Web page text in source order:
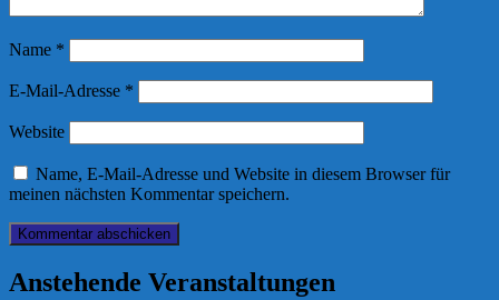
Name *
E-Mail-Adresse *
Website
Name, E-Mail-Adresse und Website in diesem Browser für
meinen nächsten Kommentar speichern.
Anstehende Veranstaltungen